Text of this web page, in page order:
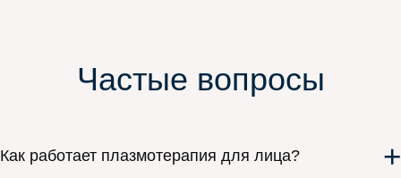
Частые вопросы
Как работает плазмотерапия для лица? +